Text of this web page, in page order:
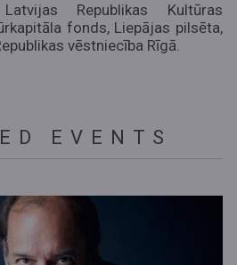
Republikas Kultūras
fonds, Liepājas pilsēta,
vēstniecība Rīgā.
EVENTS